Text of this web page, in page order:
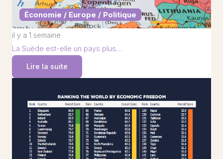
Économie / Europe / Politique
il y a 1 semaine
La Suède est-elle un pays plus…
Lire la suite